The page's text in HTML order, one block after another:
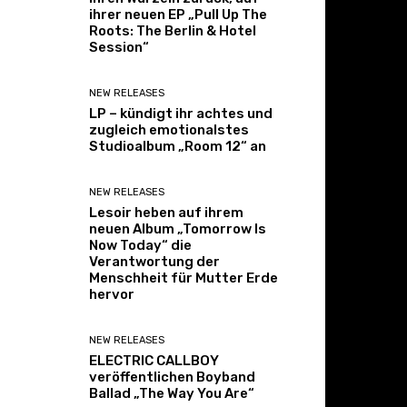
ihrer neuen EP „Pull Up The
Roots: The Berlin & Hotel
Session“
NEW RELEASES
LP – kündigt ihr achtes und
zugleich emotionalstes
Studioalbum „Room 12“ an
NEW RELEASES
Lesoir heben auf ihrem
neuen Album „Tomorrow Is
Now Today“ die
Verantwortung der
Menschheit für Mutter Erde
hervor
NEW RELEASES
ELECTRIC CALLBOY
veröffentlichen Boyband
Ballad „The Way You Are“